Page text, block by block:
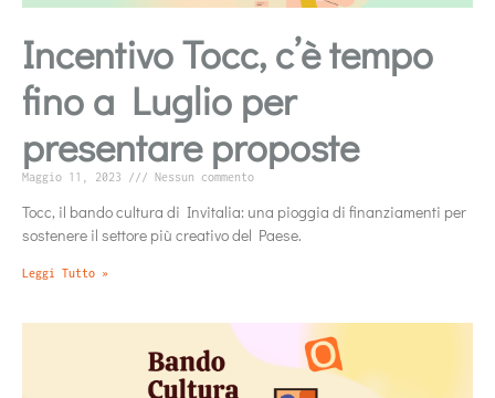
Incentivo Tocc, c’è tempo
fino a Luglio per
presentare proposte
Maggio 11, 2023 Nessun commento
Tocc, il bando cultura di Invitalia: una pioggia di finanziamenti per
sostenere il settore più creativo del Paese.
Leggi Tutto »